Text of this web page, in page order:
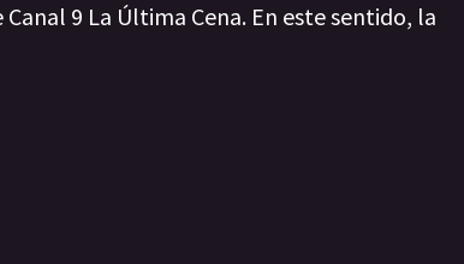
9 La Última Cena. En este sentido, la